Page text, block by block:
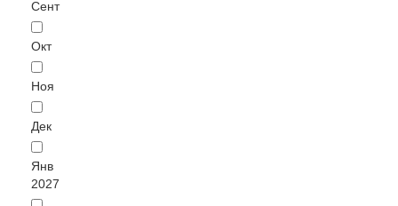
Сент
Окт
Ноя
Дек
Янв
2027